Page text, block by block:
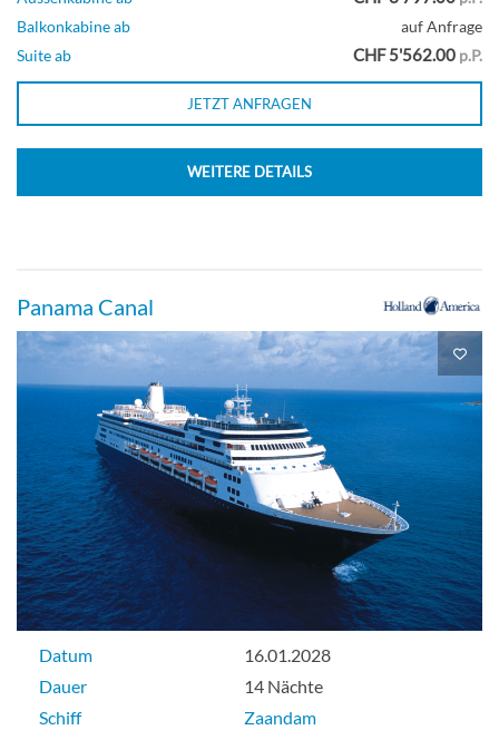
Balkonkabine ab
auf Anfrage
Suite ab
CHF 5'562.00 p.P.
JETZT ANFRAGEN
WEITERE DETAILS
Panama Canal
Datum
16.01.2028
Dauer
14 Nächte
Schiff
Zaandam